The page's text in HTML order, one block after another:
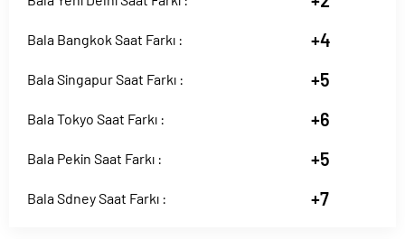
Bala Bangkok Saat Farkı : +4
Bala Singapur Saat Farkı : +5
Bala Tokyo Saat Farkı : +6
Bala Pekin Saat Farkı : +5
Bala Sdney Saat Farkı : +7